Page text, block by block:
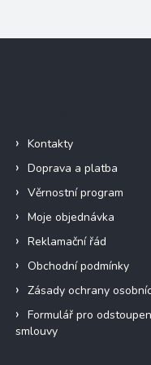
Kontakty
Doprava a platba
Věrnostní program
Moje objednávka
Reklamační řád
Obchodní podmínky
Zásady ochrany
Formulář pro
smlouvy